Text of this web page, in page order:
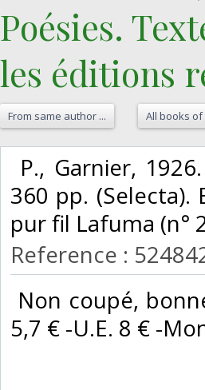
‎Poésies.
les éditions
From same author ... All books
P., Garnier,
360 pp.
pur fil Lafuma (n°
Reference :
Non coupé,
5,7 € -U.E. 8 € -